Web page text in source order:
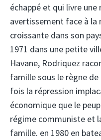
échappé et qui livre
avertissement face à
croissante dans son
1971 dans une petite
Havane, Rodriquez
famille sous le règne
fois la répression
économique que le
régime communiste et
famille. en 1980 en